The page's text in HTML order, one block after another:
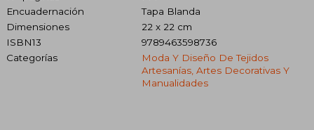
Encuadernación
Tapa Blanda
Dimensiones
22 x 22 cm
ISBN13
9789463598736
Categorías
Moda Y Diseño De Tejidos
Artesanías, Artes Decorativas Y
Manualidades